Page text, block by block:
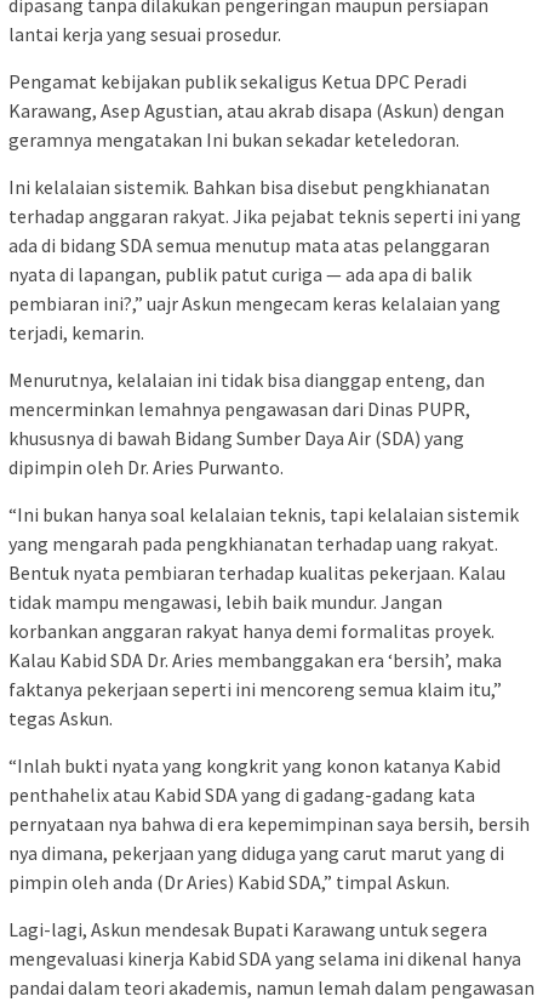
lantai kerja yang sesuai prosedur.
Pengamat kebijakan publik sekaligus Ketua DPC Peradi
Karawang, Asep Agustian, atau akrab disapa (Askun) dengan
geramnya mengatakan Ini bukan sekadar keteledoran.
Ini kelalaian sistemik. Bahkan bisa disebut pengkhianatan
terhadap anggaran rakyat. Jika pejabat teknis seperti ini yang
ada di bidang SDA semua menutup mata atas pelanggaran
nyata di lapangan, publik patut curiga — ada apa di balik
pembiaran ini?,” uajr Askun mengecam keras kelalaian yang
terjadi, kemarin.
Menurutnya, kelalaian ini tidak bisa dianggap enteng, dan
mencerminkan lemahnya pengawasan dari Dinas PUPR,
khususnya di bawah Bidang Sumber Daya Air (SDA) yang
dipimpin oleh Dr. Aries Purwanto.
“Ini bukan hanya soal kelalaian teknis, tapi kelalaian sistemik
yang mengarah pada pengkhianatan terhadap uang rakyat.
Bentuk nyata pembiaran terhadap kualitas pekerjaan. Kalau
tidak mampu mengawasi, lebih baik mundur. Jangan
korbankan anggaran rakyat hanya demi formalitas proyek.
Kalau Kabid SDA Dr. Aries membanggakan era ‘bersih’, maka
faktanya pekerjaan seperti ini mencoreng semua klaim itu,”
tegas Askun.
“Inlah bukti nyata yang kongkrit yang konon katanya Kabid
penthahelix atau Kabid SDA yang di gadang-gadang kata
pernyataan nya bahwa di era kepemimpinan saya bersih, bersih
nya dimana, pekerjaan yang diduga yang carut marut yang di
pimpin oleh anda (Dr Aries) Kabid SDA,” timpal Askun.
Lagi-lagi, Askun mendesak Bupati Karawang untuk segera
mengevaluasi kinerja Kabid SDA yang selama ini dikenal hanya
pandai dalam teori akademis, namun lemah dalam pengawasan